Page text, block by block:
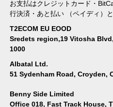
お支払はクレジットカード・
行決済・あと払い （ペイディ）
T2ECOM EU EOOD
Sredets region,19 Vitosha
1000
Albatal Ltd.
51 Sydenham Road, Croyden,
Benny Side Limited
Office 018, Fast Track House,